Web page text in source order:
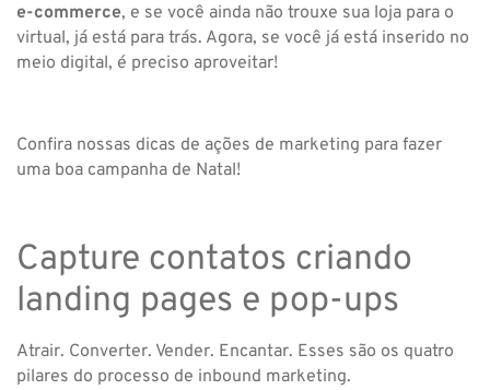
e-commerce, e se você ainda não trouxe sua loja para o
virtual, já está para trás. Agora, se você já está inserido no
meio digital, é preciso aproveitar!
Confira nossas dicas de ações de marketing para fazer
uma boa campanha de Natal!
Capture contatos criando
landing pages e pop-ups
Atrair. Converter. Vender. Encantar. Esses são os quatro
pilares do processo de inbound marketing.